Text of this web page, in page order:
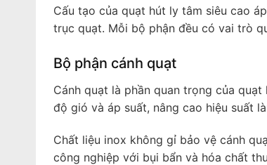
Cấu tạo của quạt hút ly tâm siêu cao
trục quạt. Mỗi bộ phận đều có vai trò
Bộ phận cánh quạt
Cánh quạt là phần quan trọng của
độ gió và áp suất, nâng cao hiệu suất
Chất liệu inox không gỉ bảo vệ cánh
công nghiệp với bụi bẩn và hóa chất